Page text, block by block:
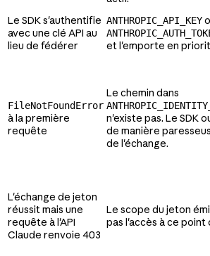
Le SDK s'authentifie
avec une clé API au
lieu de fédérer
ANTHROPIC_API_KEY
et l'emporte en
FileNotFoundError
à la première
requête
Le chemin dans
n'existe pas. Le SDK
de manière
de l'échange.
L'échange de jeton
réussit mais une
requête à l'API
Claude renvoie 403
Le scope du jeton
pas l'accès à ce point